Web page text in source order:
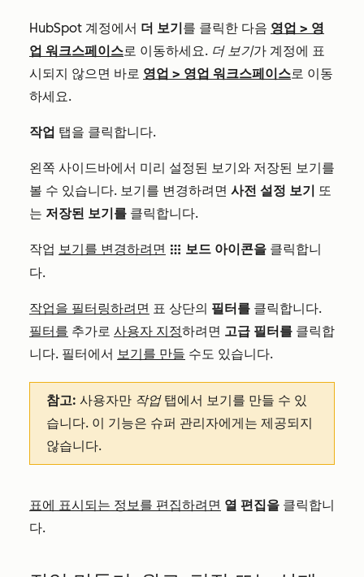
HubSpot 계정에서 더 보기를 클릭한 다음 영업 > 영
업 워크스페이스로 이동하세요. 더 보기가 계정에 표
시되지 않으면 바로 영업 > 영업 워크스페이스로 이동
하세요.
작업 탭을 클릭합니다.
왼쪽 사이드바에서 미리 설정된 보기와 저장된 보기를
볼 수 있습니다. 보기를 변경하려면 사전 설정 보기 또
는 저장된 보기를 클릭합니다.
작업 보기를 변경하려면 grid 보드 아이콘을 클릭합니
다.
작업을 필터링하려면 표 상단의 필터를 클릭합니다.
필터를 추가로 사용자 지정하려면 고급 필터를 클릭합
니다. 필터에서 보기를 만들 수도 있습니다.
참고: 사용자만 작업탭에서 보기를 만들 수 있
습니다. 이 기능은 슈퍼 관리자에게는 제공되지
않습니다.
표에 표시되는 정보를 편집하려면 열 편집을 클릭합니
다.